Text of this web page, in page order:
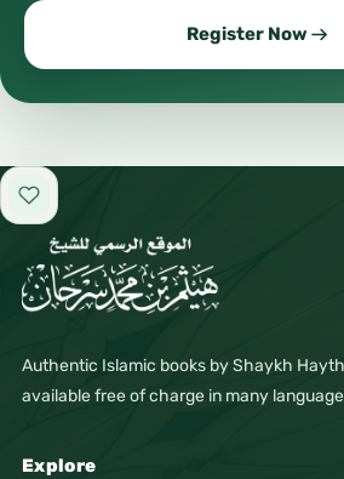
Register Now
Add to favorites
Authentic Islamic books by Shaykh
available free of charge in many
Explore